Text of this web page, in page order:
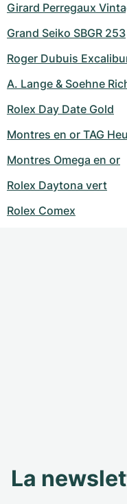
Girard Perregaux
Grand Seiko SBGR 253
Roger Dubuis
A. Lange & Soehne
Rolex Day Date Gold
Montres en or TAG
Montres Omega en or
Rolex Daytona vert
Rolex Comex
La